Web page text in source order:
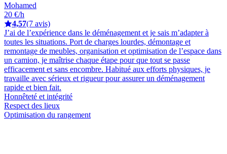
Mohamed
20 €/h
4,57(7 avis)
J’ai de l’expérience dans le déménagement et je sais m’adapter à
toutes les situations. Port de charges lourdes, démontage et
remontage de meubles, organisation et optimisation de l’espace dans
un camion, je maîtrise chaque étape pour que tout se passe
efficacement et sans encombre. Habitué aux efforts physiques, je
travaille avec sérieux et rigueur pour assurer un déménagement
rapide et bien fait.
Honnêteté et intégrité
Respect des lieux
Optimisation du rangement